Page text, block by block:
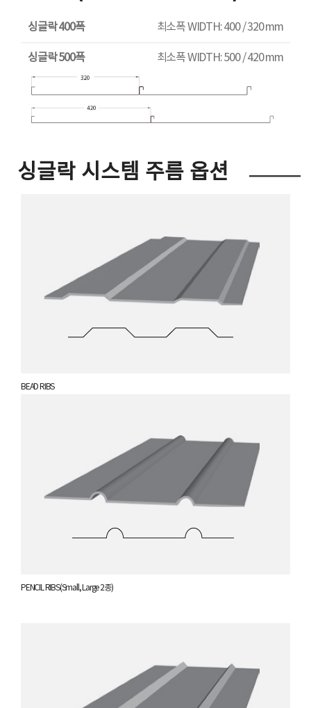
싱글락 400폭 최소폭 WIDTH: 400 / 320 mm
싱글락 500폭 최소폭 WIDTH: 500 / 420 mm
싱글락 시스템 주름 옵션
BEAD RIBS
PENCIL RIBS(Small, Large 2종)